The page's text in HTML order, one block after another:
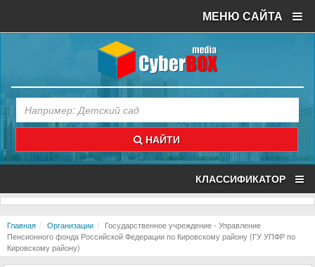
МЕНЮ САЙТА
НАЙТИ
КЛАССИФИКАТОР
Главная Организации
Государственное учреждение - Управление
Пенсионного фонда Российской Федерации по Кировскому району (ГУ УПФР по
Кировскому району)